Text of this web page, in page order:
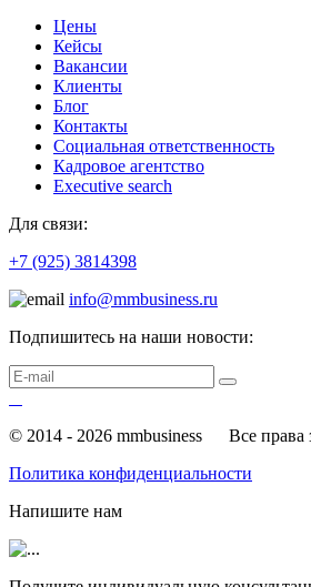
Цены
Кейсы
Вакансии
Клиенты
Блог
Контакты
Социальная ответственность
Кадровое агентство
Еxecutive search
Для связи:
+7 (925) 3814398
info@mmbusiness.ru
Подпишитесь на наши новости:
© 2014 - 2026 mmbusiness Все права
Политика конфиденциальности
Напишите нам